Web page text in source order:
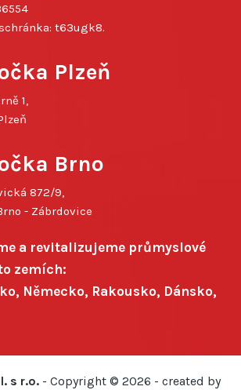
t63ugk8.
Plzeň
1,
Brno
872/9,
- Zábrdovice
a revitalizujeme průmyslové
zemích:
Německo, Rakousko, Dánsko,
s r.o. - Copyright © 2026 - created by